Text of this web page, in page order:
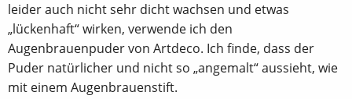
leider auch nicht sehr dicht wachsen und etwas
„lückenhaft“ wirken, verwende ich den
Augenbrauenpuder von Artdeco. Ich finde, dass der
Puder natürlicher und nicht so „angemalt“ aussieht, wie
mit einem Augenbrauenstift.